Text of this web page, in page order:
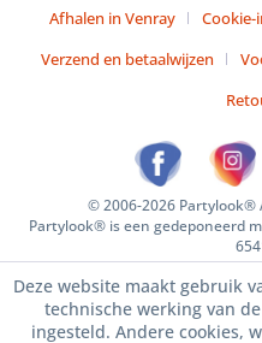
Afhalen in Venray Cookie-
Verzend en betaalwijzen
© 2006-2026 Partylook®
Partylook® is een gedeponeerd
Deze website maakt gebruik
technische werking van
ingesteld. Andere cookies,